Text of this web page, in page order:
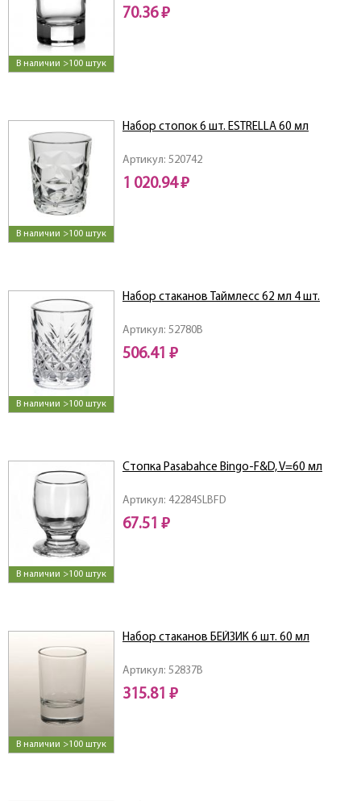
В наличии >100 штук
70.36 ₽
В наличии >100 штук
Артикул: 520742
Набор стопок 6 шт. ESTRELLA 60 мл
1 020.94 ₽
В наличии >100 штук
Артикул: 52780B
Набор стаканов Таймлесс 62 мл 4 шт.
506.41 ₽
В наличии >100 штук
Артикул: 42284SLBFD
Стопка Pasabahce Bingo-F&D, V=60 мл
67.51 ₽
В наличии >100 штук
Артикул: 52837B
Набор стаканов БЕЙЗИК 6 шт. 60 мл
315.81 ₽